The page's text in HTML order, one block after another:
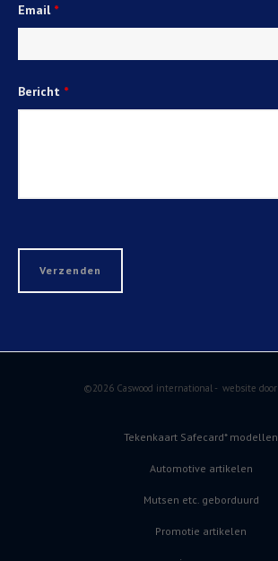
Email *
Bericht *
©2026 Caswood international - website door
Tekenkaart Safecard* modellen
Automotive artikelen
Mutsen etc. geborduurd
Promotie artikelen